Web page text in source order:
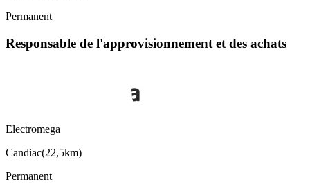
Permanent
Responsable de l'approvisionnement et des achats
Electromega
Candiac(22,5km)
Permanent